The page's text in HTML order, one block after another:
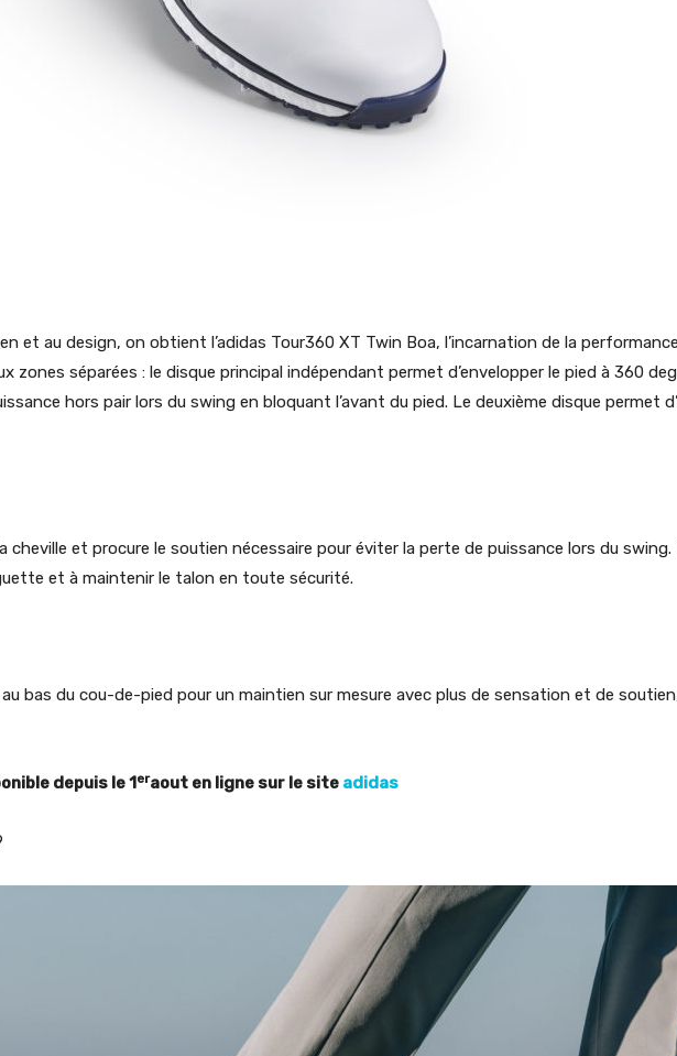
et au design, on obtient l’adidas Tour360 XT Twin Boa, l’incarnation de la
zones séparées : le disque principal indépendant permet d’envelopper le pied à 360
hors pair lors du swing en bloquant l’avant du pied. Le deuxième disque permet
et procure le soutien nécessaire pour éviter la perte de puissance lors du swing.
et à maintenir le talon en toute sécurité.
bas du cou-de-pied pour un maintien sur mesure avec plus de sensation et de
depuis le 1eraout en ligne sur le site adidas